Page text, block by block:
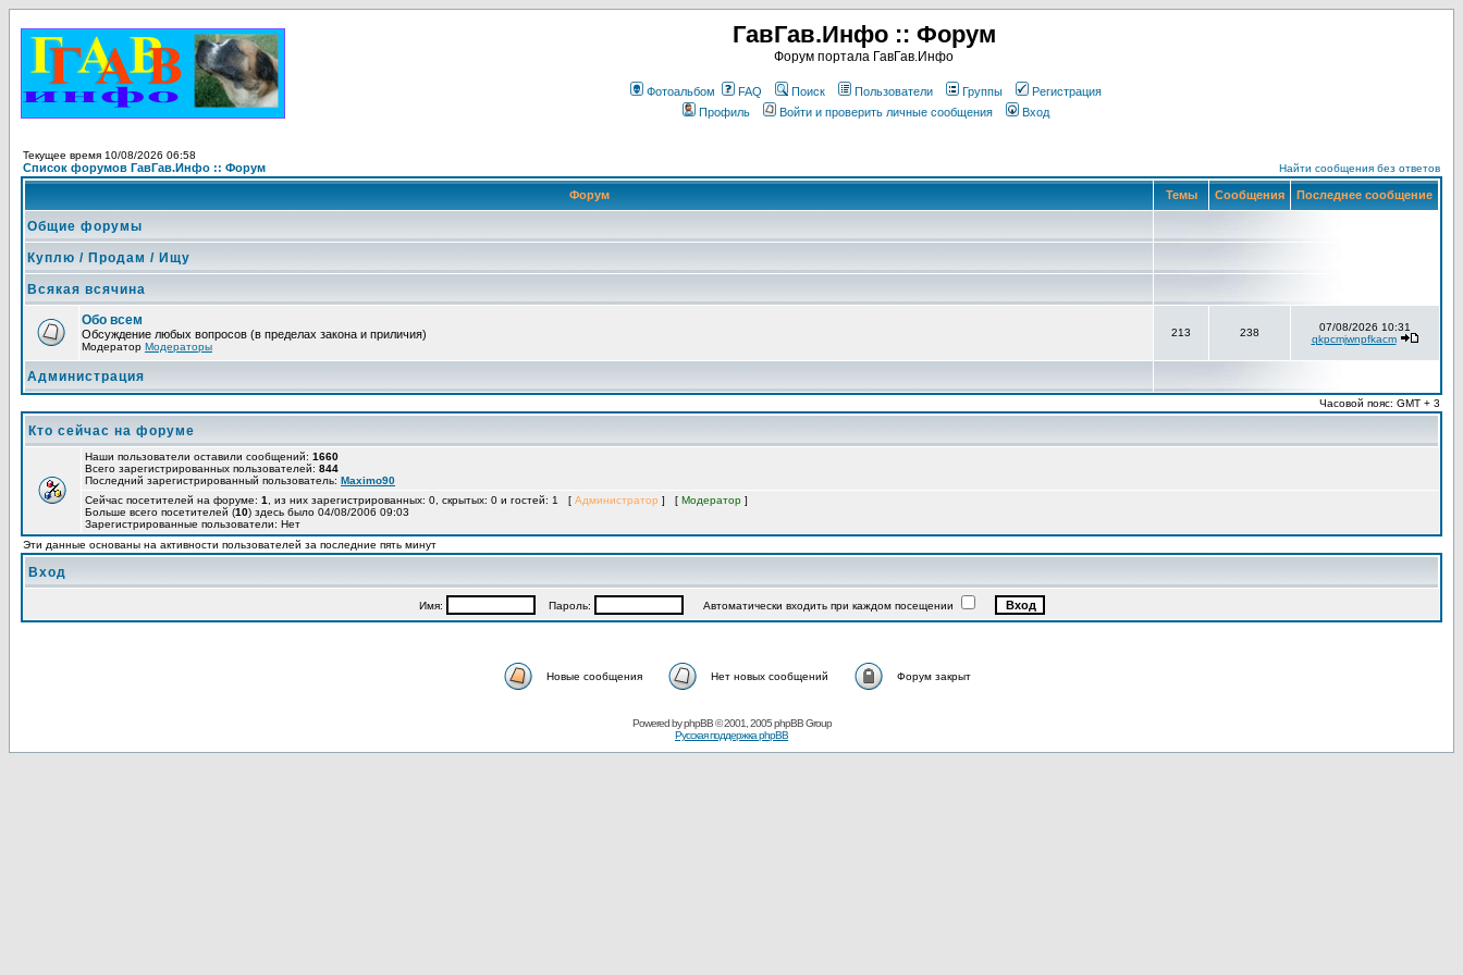
ГавГав.Инфо :: Форум
Форум портала ГавГав.Инфо
Фотоальбом FAQ Поиск Пользователи Группы
Регистрация
Профиль
Войти и проверить личные сообщения Вход
Текущее время 10/08/2026 06:58
Список форумов ГавГав.Инфо :: Форум Найти сообщения без ответов
Форум Темы Сообщения Последнее сообщение
Общие форумы
Куплю / Продам / Ищу
Всякая всячина
Обо всем
Обсуждение любых вопросов (в пределах закона и приличия)
Модератор Модераторы
213 238
07/08/2026 10:31
qkpcmjwnpfkacm
Администрация
Часовой пояс: GMT + 3
Кто сейчас на форуме
Наши пользователи оставили сообщений: 1660
Всего зарегистрированных пользователей: 844
Последний зарегистрированный пользователь: Maximo90
Сейчас посетителей на форуме: 1 , из них зарегистрированных: 0, скрытых: 0 и гостей: 1 [ Администратор ] [ Модератор ]
Больше всего посетителей (10) здесь было 04/08/2006 09:03
Зарегистрированные пользователи: Нет
Эти данные основаны на активности пользователей за последние пять минут
Вход
Имя: Пароль: Автоматически входить при каждом посещении
Новые сообщения Нет новых сообщений Форум закрыт
Powered byphpBB© 2001, 2005 phpBB Group
Русская поддержка phpBB